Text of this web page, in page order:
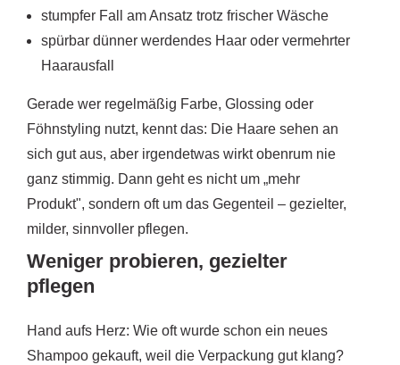
stumpfer Fall am Ansatz trotz frischer Wäsche
spürbar dünner werdendes Haar oder vermehrter
Haarausfall
Gerade wer regelmäßig Farbe, Glossing oder
Föhnstyling nutzt, kennt das: Die Haare sehen an
sich gut aus, aber irgendetwas wirkt obenrum nie
ganz stimmig. Dann geht es nicht um „mehr
Produkt", sondern oft um das Gegenteil – gezielter,
milder, sinnvoller pflegen.
Weniger probieren, gezielter
pflegen
Hand aufs Herz: Wie oft wurde schon ein neues
Shampoo gekauft, weil die Verpackung gut klang?